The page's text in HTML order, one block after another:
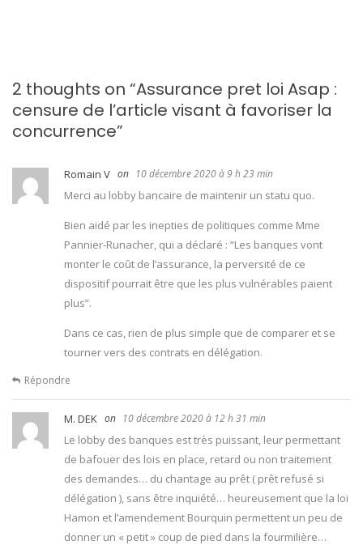
r
t
i
c
2 thoughts on “Assurance pret loi Asap :
censure de l’article visant à favoriser la
concurrence”
Romain V 10 décembre 2020 à 9 h 23 min
Merci au lobby bancaire de maintenir un statu quo.
Bien aidé par les inepties de politiques comme Mme
Pannier-Runacher, qui a déclaré : “Les banques vont
monter le coût de l’assurance, la perversité de ce
dispositif pourrait être que les plus vulnérables paient
plus”.
Dans ce cas, rien de plus simple que de comparer et se
tourner vers des contrats en délégation.
Répondre
M. DEK 10 décembre 2020 à 12 h 31 min
Le lobby des banques est très puissant, leur permettant
de bafouer des lois en place, retard ou non traitement
des demandes… du chantage au prêt ( prêt refusé si
délégation ), sans être inquiété… heureusement que la loi
Hamon et l’amendement Bourquin permettent un peu de
donner un « petit » coup de pied dans la fourmilière…